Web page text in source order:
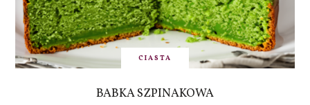
CIASTA
BABKA SZPINAKOWA